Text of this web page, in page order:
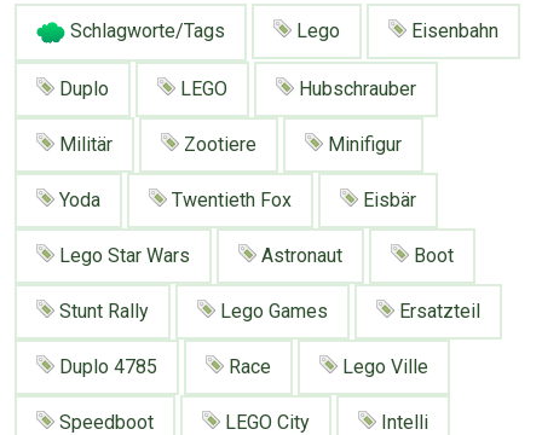
Schlagworte/Tags Lego Eisenbahn
Duplo LEGO Hubschrauber
Militär Zootiere Minifigur
Yoda Twentieth Fox Eisbär
Lego Star Wars Astronaut Boot
Stunt Rally Lego Games Ersatzteil
Duplo 4785 Race Lego Ville
Speedboot LEGO City Intelli